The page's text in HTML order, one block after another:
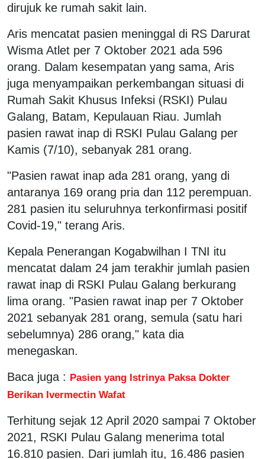
dirujuk ke rumah sakit lain.
Aris mencatat pasien meninggal di RS Darurat
Wisma Atlet per 7 Oktober 2021 ada 596
orang. Dalam kesempatan yang sama, Aris
juga menyampaikan perkembangan situasi di
Rumah Sakit Khusus Infeksi (RSKI) Pulau
Galang, Batam, Kepulauan Riau. Jumlah
pasien rawat inap di RSKI Pulau Galang per
Kamis (7/10), sebanyak 281 orang.
"Pasien rawat inap ada 281 orang, yang di
antaranya 169 orang pria dan 112 perempuan.
281 pasien itu seluruhnya terkonfirmasi positif
Covid-19," terang Aris.
Kepala Penerangan Kogabwilhan I TNI itu
mencatat dalam 24 jam terakhir jumlah pasien
rawat inap di RSKI Pulau Galang berkurang
lima orang. "Pasien rawat inap per 7 Oktober
2021 sebanyak 281 orang, semula (satu hari
sebelumnya) 286 orang," kata dia
menegaskan.
Baca juga : Pasien yang Istrinya Paksa Dokter
Berikan Ivermectin Wafat
Terhitung sejak 12 April 2020 sampai 7 Oktober
2021, RSKI Pulau Galang menerima total
16.810 pasien. Dari jumlah itu, 16.486 pasien